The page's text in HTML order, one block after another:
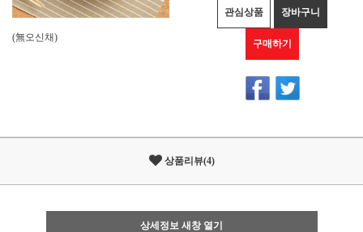
(無오신채)
관심상품 장바구니
구매하기
상품리뷰(4)
상세정보 새창 열기